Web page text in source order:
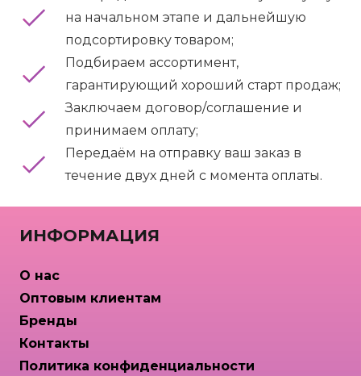
на начальном этапе и дальнейшую
подсортировку товаром;
Подбираем ассортимент,
гарантирующий хороший старт продаж;
Заключаем договор/соглашение и
принимаем оплату;
Передаём на отправку ваш заказ в
течение двух дней с момента оплаты.
ИНФОРМАЦИЯ
О нас
Оптовым клиентам
Бренды
Контакты
Политика конфиденциальности